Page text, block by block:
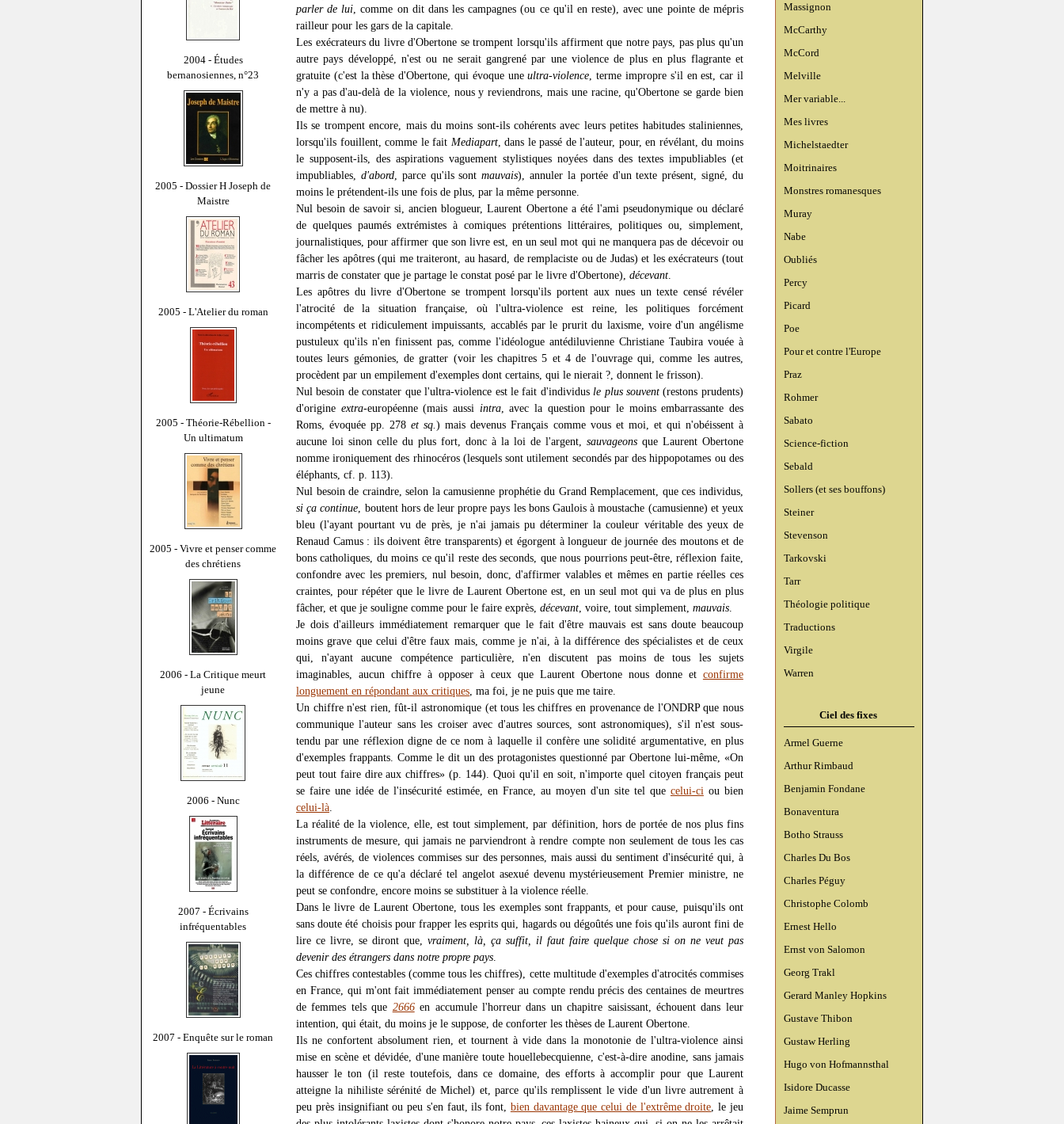
2004 - Études
bernanosiennes, n°23
2005 - Dossier H Joseph de
Maistre
2005 - L'Atelier du roman
2005 - Théorie-Rébellion -
Un ultimatum
2005 - Vivre et penser comme
des chrétiens
2006 - La Critique meurt
jeune
2006 - Nunc
2007 - Écrivains
infréquentables
2007 - Enquête sur le roman
Massignon
McCarthy
McCord
Melville
Mer variable...
Mes livres
Michelstaedter
Moitrinaires
Monstres romanesques
Muray
Nabe
Oubliés
Percy
Picard
Poe
Pour et contre l'Europe
Praz
Rohmer
Sabato
Science-fiction
Sebald
Sollers (et ses bouffons)
Steiner
Stevenson
Tarkovski
Tarr
Théologie politique
Traductions
Virgile
Warren
Ciel des fixes
Armel Guerne
Arthur Rimbaud
Benjamin Fondane
Bonaventura
Botho Strauss
Charles Du Bos
Charles Péguy
Christophe Colomb
Ernest Hello
Ernst von Salomon
Georg Trakl
Gerard Manley Hopkins
Gustave Thibon
Gustaw Herling
Hugo von Hofmannsthal
Isidore Ducasse
Jaime Semprun
parler de lui , comme on dit dans les campagnes (ou ce qu'il en reste), avec une pointe de mépris
railleur pour les gars de la capitale.
Les exécrateurs du livre d'Obertone se trompent lorsqu'ils affirment que notre pays, pas plus qu'un
autre pays développé, n'est ou ne serait gangrené par une violence de plus en plus flagrante et
gratuite (c'est la thèse d'Obertone, qui évoque uneultra-violence , terme impropre s'il en est, car il
n'y a pas d'au-delà de la violence, nous y reviendrons, mais une racine, qu'Obertone se garde bien
de mettre à nu).
Ils se trompent encore, mais du moins sont-ils cohérents avec leurs petites habitudes staliniennes,
lorsqu'ils fouillent, comme le fait Mediapart, dans le passé de l'auteur, pour, en révélant, du moins
le supposent-ils, des aspirations vaguement stylistiques noyées dans des textes impubliables (et
impubliables, d'abord, parce qu'ils sontmauvais), annuler la portée d'un texte présent, signé, du
moins le prétendent-ils une fois de plus, par la même personne.
Nul besoin de savoir si, ancien blogueur, Laurent Obertone a été l'ami pseudonymique ou déclaré
de quelques paumés extrémistes à comiques prétentions littéraires, politiques ou, simplement,
journalistiques, pour affirmer que son livre est, en un seul mot qui ne manquera pas de décevoir ou
fâcher les apôtres (qui me traiteront, au hasard, de remplaciste ou de Judas) et les exécrateurs (tout
marris de constater que je partage le constat posé par le livre d'Obertone), décevant
Les apôtres du livre d'Obertone se trompent lorsqu'ils portent aux nues un texte censé révéler
l'atrocité de la situation française, où l'ultra-violence est reine, les politiques forcément
incompétents et ridiculement impuissants, accablés par le prurit du laxisme, voire d'un angélisme
pustuleux qu'ils n'en finissent pas, comme l'idéologue antédiluvienne Christiane Taubira vouée à
toutes leurs gémonies, de gratter (voir les chapitres 5 et 4 de l'ouvrage qui, comme les autres,
procèdent par un empilement d'exemples dont certains, qui le nierait ?, donnent le frisson).
Nul besoin de constater que l'ultra-violence est le fait d'individus le plus souvent (restons prudents)
d'origine extra-européenne (mais aussi intra, avec la question pour le moins embarrassante des
Roms, évoquée pp. 278et sq.) mais devenus Français comme vous et moi, et qui n'obéissent à
aucune loi sinon celle du plus fort, donc à la loi de l'argent, sauvageonsque Laurent Obertone
nomme ironiquement des rhinocéros (lesquels sont utilement secondés par des hippopotames ou des
éléphants, cf. p. 113).
Nul besoin de craindre, selon la camusienne prophétie du Grand Remplacement, que ces individus,
si ça continue , boutent hors de leur propre pays les bons Gaulois à moustache (camusienne) et yeux
bleu (l'ayant pourtant vu de près, je n'ai jamais pu déterminer la couleur véritable des yeux de
Renaud Camus : ils doivent être transparents) et égorgent à longueur de journée des moutons et de
bons catholiques, du moins ce qu'il reste des seconds, que nous pourrions peut-être, réflexion faite,
confondre avec les premiers, nul besoin, donc, d'affirmer valables et mêmes en partie réelles ces
craintes, pour répéter que le livre de Laurent Obertone est, en un seul mot qui va de plus en plus
fâcher, et que je souligne comme pour le faire exprès, décevant , voire, tout simplement, mauvais
Je dois d'ailleurs immédiatement remarquer que le fait d'être mauvais est sans doute beaucoup
moins grave que celui d'être faux mais, comme je n'ai, à la différence des spécialistes et de ceux
qui, n'ayant aucune compétence particulière, n'en discutent pas moins de tous les sujets
imaginables, aucun chiffre à opposer à ceux que Laurent Obertone nous donne et confirme
longuement en répondant aux critiques , ma foi, je ne puis que me taire.
Un chiffre n'est rien, fût-il astronomique (et tous les chiffres en provenance de l'ONDRP que nous
communique l'auteur sans les croiser avec d'autres sources, sont astronomiques), s'il n'est sous-
tendu par une réflexion digne de ce nom à laquelle il confère une solidité argumentative, en plus
d'exemples frappants. Comme le dit un des protagonistes questionné par Obertone lui-même, «On
peut tout faire dire aux chiffres» (p. 144). Quoi qu'il en soit, n'importe quel citoyen français peut
se faire une idée de l'insécurité estimée, en France, au moyen d'un site tel que celui-ci ou bien
celui-là
La réalité de la violence, elle, est tout simplement, par définition, hors de portée de nos plus fins
instruments de mesure, qui jamais ne parviendront à rendre compte non seulement de tous les cas
réels, avérés, de violences commises sur des personnes, mais aussi du sentiment d'insécurité qui, à
la différence de ce qu'a déclaré tel angelot asexué devenu mystérieusement Premier ministre, ne
peut se confondre, encore moins se substituer à la violence réelle.
Dans le livre de Laurent Obertone, tous les exemples sont frappants, et pour cause, puisqu'ils ont
sans doute été choisis pour frapper les esprits qui, hagards ou dégoûtés une fois qu'ils auront fini de
lire ce livre, se diront que, vraiment, là, ça suffit, il faut faire quelque chose si on ne veut pas
devenir des étrangers dans notre propre pays
Ces chiffres contestables (comme tous les chiffres), cette multitude d'exemples d'atrocités commises
en France, qui m'ont fait immédiatement penser au compte rendu précis des centaines de meurtres
de femmes tels que 2666en accumule l'horreur dans un chapitre saisissant, échouent dans leur
intention, qui était, du moins je le suppose, de conforter les thèses de Laurent Obertone.
Ils ne confortent absolument rien, et tournent à vide dans la monotonie de l'ultra-violence ainsi
mise en scène et dévidée, d'une manière toute houellebecquienne, c'est-à-dire anodine, sans jamais
hausser le ton (il reste toutefois, dans ce domaine, des efforts à accomplir pour que Laurent
atteigne la nihiliste sérénité de Michel) et, parce qu'ils remplissent le vide d'un livre autrement à
peu près insignifiant ou peu s'en faut, ils font, bien davantage que celui de l'extrême droite , le jeu